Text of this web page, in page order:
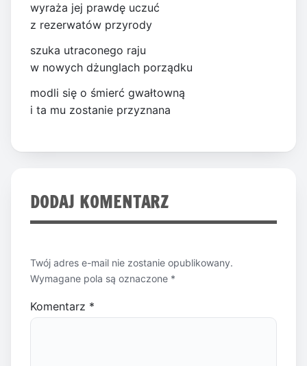
wyraża jej prawdę uczuć
z rezerwatów przyrody
szuka utraconego raju
w nowych dżunglach porządku
modli się o śmierć gwałtowną
i ta mu zostanie przyznana
DODAJ KOMENTARZ
Twój adres e-mail nie zostanie opublikowany.
Wymagane pola są oznaczone *
Komentarz *